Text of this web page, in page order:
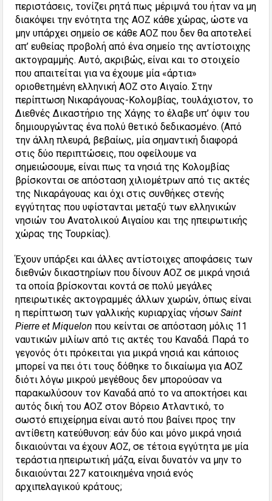
περιστάσεις, τονίζει ρητά πως μέριμνά του ήταν να μη
διακόψει την ενότητα της ΑΟΖ κάθε χώρας, ώστε να
μην υπάρχει σημείο σε κάθε ΑΟΖ που δεν θα αποτελεί
απ’ ευθείας προβολή από ένα σημείο της αντίστοιχης
ακτογραμμής. Αυτό, ακριβώς, είναι και το στοιχείο
που απαιτείται για να έχουμε μία «άρτια»
οριοθετημένη ελληνική ΑΟΖ στο Αιγαίο. Στην
περίπτωση Νικαράγουας-Κολομβίας, τουλάχιστον, το
Διεθνές Δικαστήριο της Χάγης το έλαβε υπ’ όψιν του
δημιουργώντας ένα πολύ θετικό δεδικασμένο. (Από
την άλλη πλευρά, βεβαίως, μία σημαντική διαφορά
στις δύο περιπτώσεις, που οφείλουμε να
σημειώσουμε, είναι πως τα νησιά της Κολομβίας
βρίσκονται σε απόσταση χιλιομέτρων από τις ακτές
της Νικαράγουας και όχι στις συνθήκες στενής
εγγύτητας που υφίστανται μεταξύ των ελληνικών
νησιών του Ανατολικού Αιγαίου και της ηπειρωτικής
χώρας της Τουρκίας).
Έχουν υπάρξει και άλλες αντίστοιχες αποφάσεις των
διεθνών δικαστηρίων που δίνουν ΑΟΖ σε μικρά νησιά
τα οποία βρίσκονται κοντά σε πολύ μεγάλες
ηπειρωτικές ακτογραμμές άλλων χωρών, όπως είναι
η περίπτωση των γαλλικής κυριαρχίας νήσωνSaint
Pierre et Miquelon που κείνται σε απόσταση μόλις 11
ναυτικών μιλίων από τις ακτές του Καναδά. Παρά το
γεγονός ότι πρόκειται για μικρά νησιά και κάποιος
μπορεί να πει ότι τους δόθηκε το δικαίωμα για ΑΟΖ
διότι λόγω μικρού μεγέθους δεν μπορούσαν να
παρακωλύσουν τον Καναδά από το να αποκτήσει και
αυτός δική του ΑΟΖ στον Βόρειο Ατλαντικό, το
σωστό επιχείρημα είναι αυτό που βαίνει προς την
αντίθετη κατεύθυνση: εάν δύο και μόνο μικρά νησιά
δικαιούνται να έχουν ΑΟΖ, σε τέτοια εγγύτητα με μία
τεράστια ηπειρωτική μάζα, είναι δυνατόν να μην το
δικαιούνται 227 κατοικημένα νησιά ενός
αρχιπελαγικού κράτους;